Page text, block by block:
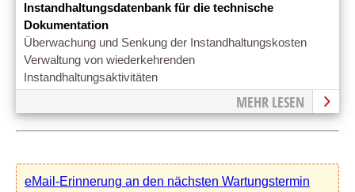
Instandhaltungsdatenbank für die technische
Dokumentation
Überwachung und Senkung der Instandhaltungskosten
Verwaltung von wiederkehrenden
Instandhaltungsaktivitäten
MEHR LESEN
eMail-Erinnerung an den nächsten Wartungstermin